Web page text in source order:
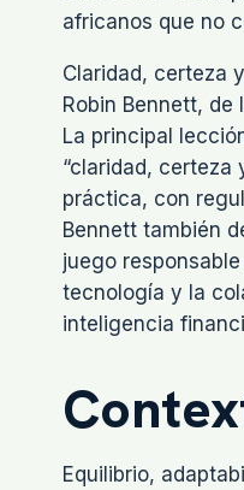
africanos que no
Claridad, certeza
Robin Bennett,
La principal
“claridad, certeza
práctica, con
Bennett también
juego
tecnología y la
inteligencia
Equilibrio,